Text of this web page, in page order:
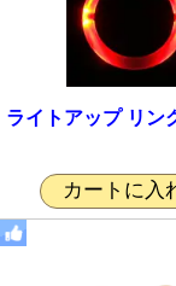
ライトアップ リン
カートに入